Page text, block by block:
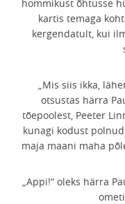
hommikust õhtusse
kartis temaga
kergendatult, kui
„Mis siis ikka,
otsustas härra
tõepoolest, Peeter
kunagi kodust
maja maani maha
„Appi!“ oleks härra